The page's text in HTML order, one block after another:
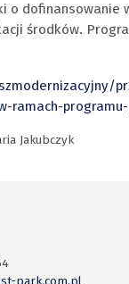
o dofinansowanie
środków.
ramach-
Jakubczyk
park.com.pl